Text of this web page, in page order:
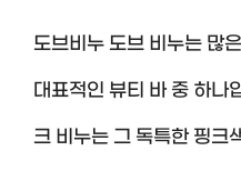
도브비누 도브 비누는 많
대표적인 뷰티 바 중 하나
크 비누는 그 독특한 핑크